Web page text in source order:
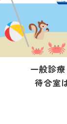
一般診
待合室